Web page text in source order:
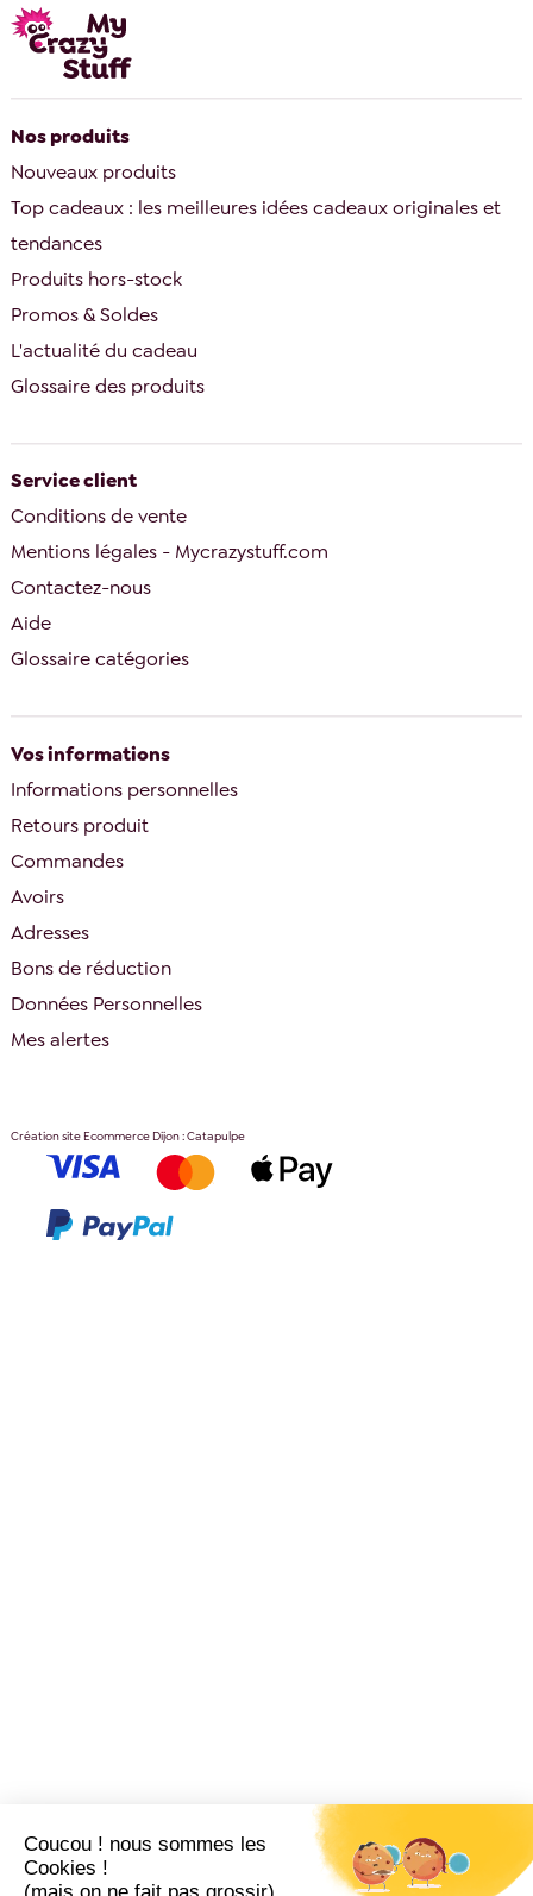
Coucou ! nous sommes les
Cookies !
Nos produits
Nouveaux produits
Top cadeaux : les meilleures idées cadeaux originales et
tendances
Produits hors-stock
Promos & Soldes
L'actualité du cadeau
Glossaire des produits
Service client
Conditions de vente
Mentions légales - Mycrazystuff.com
Contactez-nous
Aide
Glossaire catégories
Vos informations
Informations personnelles
Retours produit
Commandes
Avoirs
Adresses
Bons de réduction
Données Personnelles
Mes alertes
Création site Ecommerce Dijon : Catapulpe